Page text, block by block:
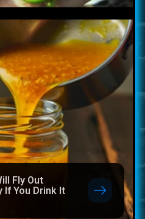
Fly Out
If You Drink It